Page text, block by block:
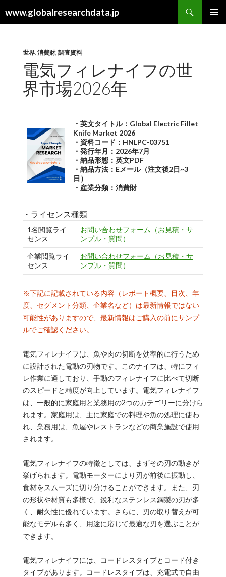
www.globalresearchdata.jp
索
世界, 消費財, 調査資料
電気フィレナイフの世
界市場2026年
・英文タイトル：Global Electric Fillet
Knife Market 2026
・資料コード：HNLPC-03751
・発行年月：2026年7月
・納品形態：英文PDF
・納品方法：Eメール（注文後2日~3
日）
・産業分類：消費財
・ライセンス種類
1名閲覧ライ
センス
お問い合わせフォーム（お見積・サ
ンプル・質問）
企業閲覧ライ
センス
お問い合わせフォーム（お見積・サ
ンプル・質問）
※下記に記載されている内容（レポート概要、目次、年
度、セグメント分類、企業名など）は最新情報ではない
可能性がありますので、最新情報はご購入の前にサンプ
ルでご確認ください。
電気フィレナイフは、魚や肉の切断を効率的に行うため
に設計された電動の刃物です。このナイフは、特にフィ
レ作業に適しており、手動のフィレナイフに比べて切断
のスピードと精度が向上しています。電気フィレナイフ
は、一般的に家庭用と業務用の2つのカテゴリーに分けら
れます。家庭用は、主に家庭での料理や魚の処理に使わ
れ、業務用は、魚屋やレストランなどの商業施設で使用
されます。
電気フィレナイフの特徴としては、まずその刃の動きが
挙げられます。電動モーターにより刃が前後に振動し、
食材をスムーズに切り分けることができます。また、刃
の形状や材質も多様で、鋭利なステンレス鋼製の刃が多
く、耐久性に優れています。さらに、刃の取り替えが可
能なモデルも多く、用途に応じて最適な刃を選ぶことが
できます。
電気フィレナイフには、コードレスタイプとコード付き
タイプがあります。コードレスタイプは、充電式で自由